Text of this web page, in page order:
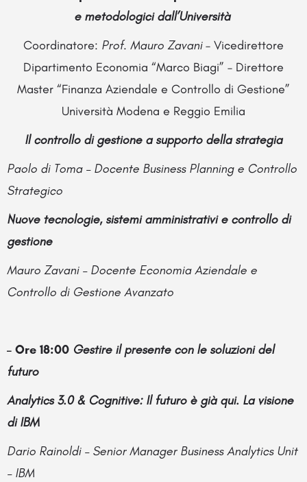
e metodologici dall’Università
Coordinatore: Prof. Mauro Zavani– Vicedirettore
Dipartimento Economia “Marco Biagi” – Direttore
Master “Finanza Aziendale e Controllo di Gestione”
Università Modena e Reggio Emilia
Il controllo di gestione a supporto della strategia
Paolo di Toma – Docente Business Planning e Controllo
Strategico
Nuove tecnologie, sistemi amministrativi e controllo di
gestione
Mauro Zavani – Docente Economia Aziendale e
Controllo di Gestione Avanzato
– Ore 18:00 Gestire il presente con le soluzioni del
futuro
Analytics 3.0 & Cognitive: Il futuro è già qui. La visione
di IBM
Dario Rainoldi – Senior Manager Business Analytics Unit
– IBM